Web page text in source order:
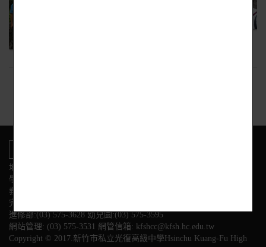
地址:新竹市東區光復路二段153號
學校電話
教務處:(03) 575-3584 學務處:(03) 575-3564
完全中學部:(03)575-3558
進修部:(03) 575-3628 幼兒園:(03) 575-3595
網站管理: (03) 575-3531 網管信箱: kfshcc@kfsh.hc.edu.tw
Copyright © 2017.新竹市私立光復高級中學Hsinchu Kuang-Fu High